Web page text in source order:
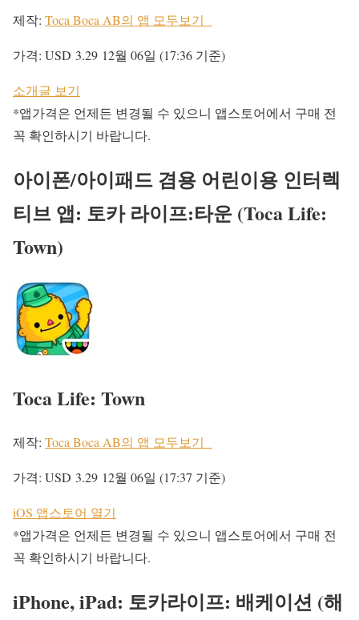
제작: Toca Boca AB의 앱 모두보기
가격: USD 3.29 12월 06일 (17:36 기준)
소개글 보기
*앱가격은 언제든 변경될 수 있으니 앱스토어에서 구매 전
꼭 확인하시기 바랍니다.
아이폰/아이패드 겸용 어린이용 인터렉
티브 앱: 토카 라이프:타운 (Toca Life:
Town)
Toca Life: Town
제작: Toca Boca AB의 앱 모두보기
가격: USD 3.29 12월 06일 (17:37 기준)
iOS 앱스토어 열기
*앱가격은 언제든 변경될 수 있으니 앱스토어에서 구매 전
꼭 확인하시기 바랍니다.
iPhone, iPad: 토카라이프: 배케이션 (해